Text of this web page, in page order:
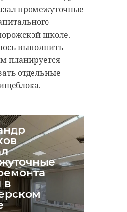
промежуточные
школе.
выполнить
планируется
отдельные
в